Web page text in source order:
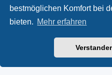
bestmöglichen Komfort bei
bieten. Mehr erfahren